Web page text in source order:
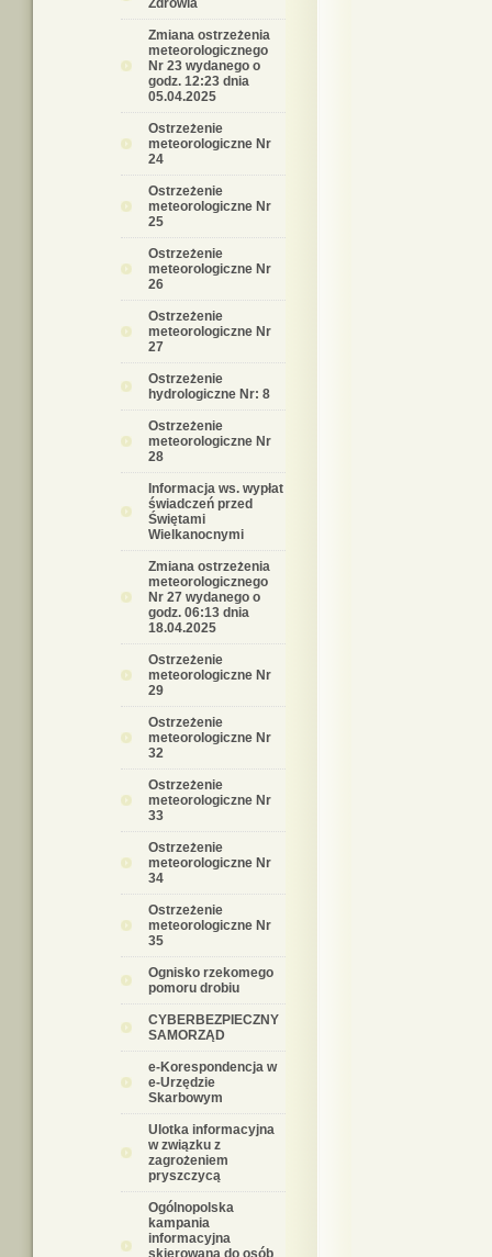
Zdrowia
Zmiana ostrzeżenia
meteorologicznego
Nr 23 wydanego o
godz. 12:23 dnia
05.04.2025
Ostrzeżenie
meteorologiczne Nr
24
Ostrzeżenie
meteorologiczne Nr
25
Ostrzeżenie
meteorologiczne Nr
26
Ostrzeżenie
meteorologiczne Nr
27
Ostrzeżenie
hydrologiczne Nr: 8
Ostrzeżenie
meteorologiczne Nr
28
Informacja ws. wypłat
świadczeń przed
Świętami
Wielkanocnymi
Zmiana ostrzeżenia
meteorologicznego
Nr 27 wydanego o
godz. 06:13 dnia
18.04.2025
Ostrzeżenie
meteorologiczne Nr
29
Ostrzeżenie
meteorologiczne Nr
32
Ostrzeżenie
meteorologiczne Nr
33
Ostrzeżenie
meteorologiczne Nr
34
Ostrzeżenie
meteorologiczne Nr
35
Ognisko rzekomego
pomoru drobiu
CYBERBEZPIECZNY
SAMORZĄD
e-Korespondencja w
e-Urzędzie
Skarbowym
Ulotka informacyjna
w związku z
zagrożeniem
pryszczycą
Ogólnopolska
kampania
informacyjna
skierowana do osób